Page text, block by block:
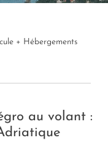
+ Hébergements
au volant :